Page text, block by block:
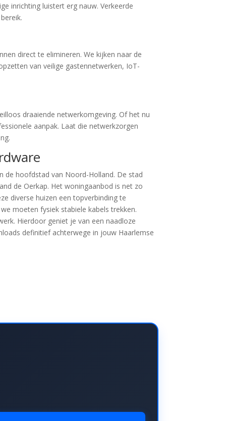
inrichting luistert erg nauw. Verkeerde
direct te elimineren. We kijken naar de
van veilige gastennetwerken, IoT-
draaiende netwerkomgeving. Of het nu
aanpak. Laat die netwerkzorgen
de hoofdstad van Noord-Holland. De stad
de Oerkap. Het woningaanbod is net zo
diverse huizen een topverbinding te
moeten fysiek stabiele kabels trekken.
Hierdoor geniet je van een naadloze
definitief achterwege in jouw Haarlemse